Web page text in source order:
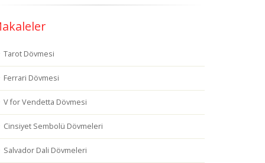
Tarot Dövmesi
Ferrari Dövmesi
V for Vendetta Dövmesi
Cinsiyet Sembolü Dövmeleri
Salvador Dali Dövmeleri